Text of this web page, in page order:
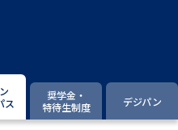
募集要項＆願書
ス
奨学金・
特待生制度
デジパン